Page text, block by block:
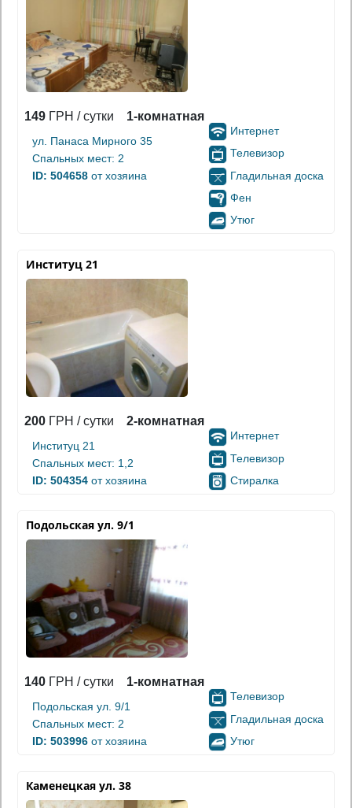
149 ГРН / сутки 1-комнатная
ул. Панаса Мирного 35
Спальных мест: 2
ID: 504658 от хозяина
Интернет
Телевизор
Гладильная доска
Фен
Утюг
Институц 21
200 ГРН / сутки 2-комнатная
Институц 21
Спальных мест: 1,2
ID: 504354 от хозяина
Интернет
Телевизор
Стиралка
Подольская ул. 9/1
140 ГРН / сутки 1-комнатная
Подольская ул. 9/1
Спальных мест: 2
ID: 503996 от хозяина
Телевизор
Гладильная доска
Утюг
Каменецкая ул. 38